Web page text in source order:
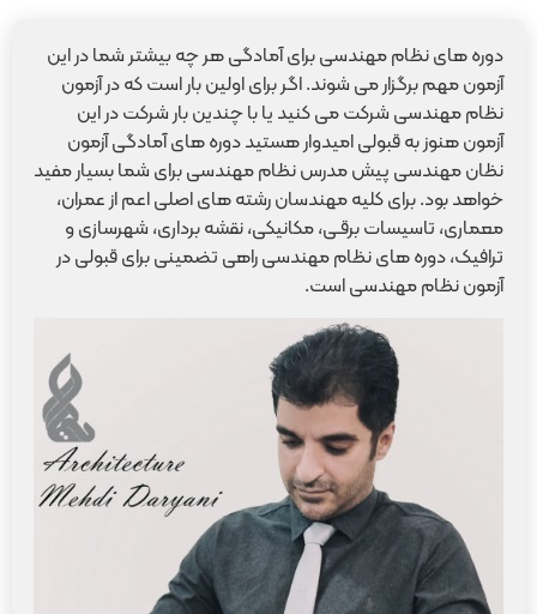
دوره های نظام مهندسی برای آمادگی هر چه بیشتر شما در این
آزمون مهم برگزار می شوند. اگر برای اولین بار است که در آزمون
نظام مهندسی شرکت می کنید یا با چندین بار شرکت در این
آزمون هنوز به قبولی امیدوار هستید دوره های آمادگی آزمون
نظان مهندسی پیش مدرس نظام مهندسی برای شما بسیار مفید
خواهد بود. برای کلیه مهندسان رشته های اصلی اعم از عمران،
معماری، تاسیسات برقـی، مکانیکی، نقشه برداری، شهرسازی و
ترافیک، دوره های نظام مهندسی راهی تضمینی برای قبولی در
آزمون نظام مهندسی است.